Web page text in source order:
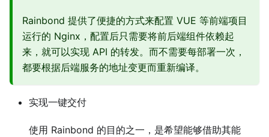
Rainbond 提供了便捷的方式来配置 VUE 等前端项目
运行的 Nginx，配置后只需要将前后端组件依赖起
来，就可以实现 API 的转发。而不需要每部署一次，
都要根据后端服务的地址变更而重新编译。
实现一键交付
使用 Rainbond 的目的之一，是希望能够借助其能